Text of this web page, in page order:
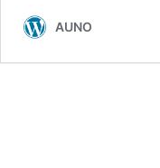
AUNO